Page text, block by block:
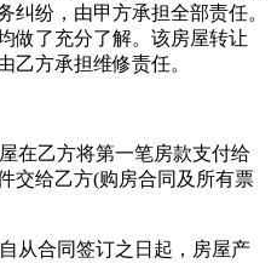
纠纷，由甲方承担全部责任。
做了充分了解。该房屋转让
乙方承担维修责任。
在乙方将第一笔房款支付给
交给乙方(购房合同及所有票
从合同签订之日起，房屋产